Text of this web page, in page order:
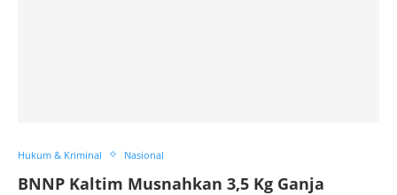
Hukum & Kriminal Nasional
BNNP Kaltim Musnahkan 3,5 Kg Ganja